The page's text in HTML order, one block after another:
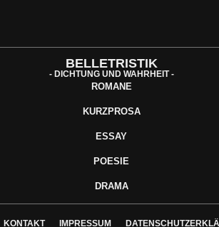
BELLETRISTIK
- DICHTUNG UND WAHRHEIT -
ROMANE
KURZPROSA
ESSAY
POESIE
DRAMA
KONTAKT IMPRESSUM